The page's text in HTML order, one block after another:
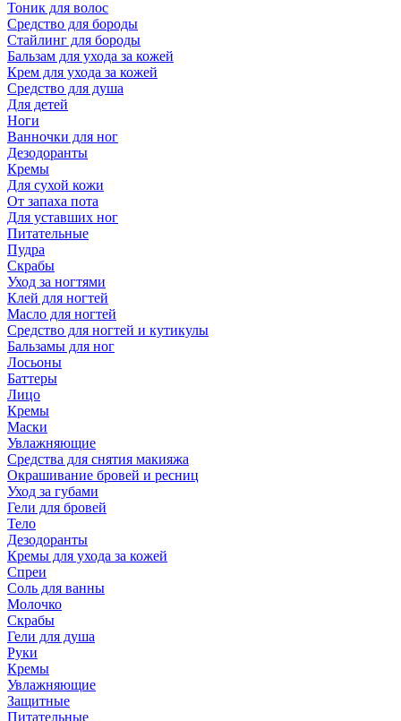
Тоник для волос
Средство для бороды
Стайлинг для бороды
Бальзам для ухода за кожей
Крем для ухода за кожей
Средство для душа
Для детей
Ноги
Ванночки для ног
Дезодоранты
Кремы
Для сухой кожи
От запаха пота
Для уставших ног
Питательные
Пудра
Скрабы
Уход за ногтями
Клей для ногтей
Масло для ногтей
Средство для ногтей и кутикулы
Бальзамы для ног
Лосьоны
Баттеры
Лицо
Кремы
Маски
Увлажняющие
Средства для снятия макияжа
Окрашивание бровей и ресниц
Уход за губами
Гели для бровей
Тело
Дезодоранты
Кремы для ухода за кожей
Спреи
Соль для ванны
Молочко
Скрабы
Гели для душа
Руки
Кремы
Увлажняющие
Защитные
Питательные